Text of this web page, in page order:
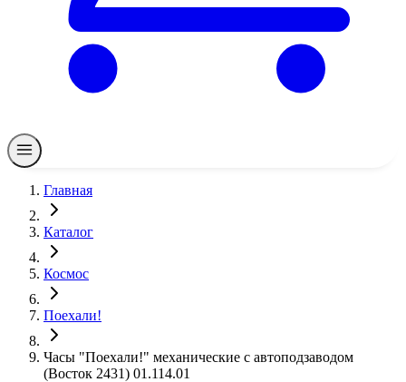
Главная
Каталог
Космос
Поехали!
Часы "Поехали!" механические с автоподзаводом
(Восток 2431) 01.114.01